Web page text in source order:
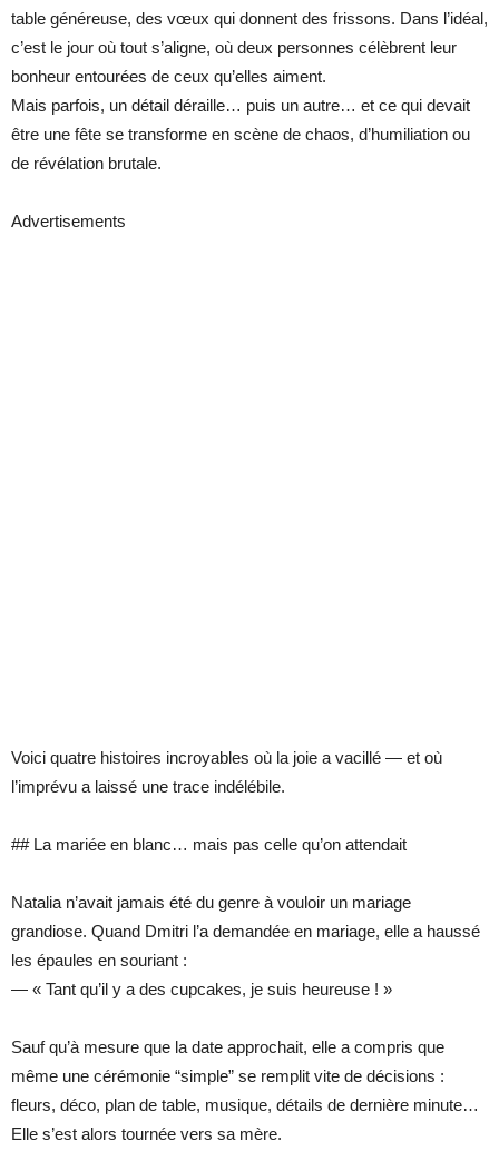
table généreuse, des vœux qui donnent des frissons. Dans l’idéal,
c’est le jour où tout s’aligne, où deux personnes célèbrent leur
bonheur entourées de ceux qu’elles aiment.
Mais parfois, un détail déraille… puis un autre… et ce qui devait
être une fête se transforme en scène de chaos, d’humiliation ou
de révélation brutale.
Advertisements
Voici quatre histoires incroyables où la joie a vacillé — et où
l’imprévu a laissé une trace indélébile.
## La mariée en blanc… mais pas celle qu’on attendait
Natalia n’avait jamais été du genre à vouloir un mariage
grandiose. Quand Dmitri l’a demandée en mariage, elle a haussé
les épaules en souriant :
— « Tant qu’il y a des cupcakes, je suis heureuse ! »
Sauf qu’à mesure que la date approchait, elle a compris que
même une cérémonie “simple” se remplit vite de décisions :
fleurs, déco, plan de table, musique, détails de dernière minute…
Elle s’est alors tournée vers sa mère.